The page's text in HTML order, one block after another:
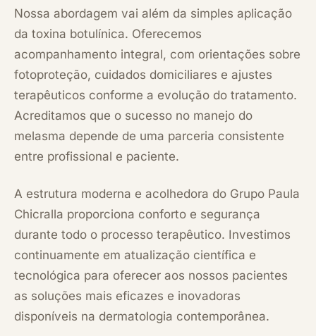
Nossa abordagem vai além da simples aplicação
da toxina botulínica. Oferecemos
acompanhamento integral, com orientações sobre
fotoproteção, cuidados domiciliares e ajustes
terapêuticos conforme a evolução do tratamento.
Acreditamos que o sucesso no manejo do
melasma depende de uma parceria consistente
entre profissional e paciente.
A estrutura moderna e acolhedora do Grupo Paula
Chicralla proporciona conforto e segurança
durante todo o processo terapêutico. Investimos
continuamente em atualização científica e
tecnológica para oferecer aos nossos pacientes
as soluções mais eficazes e inovadoras
disponíveis na dermatologia contemporânea.